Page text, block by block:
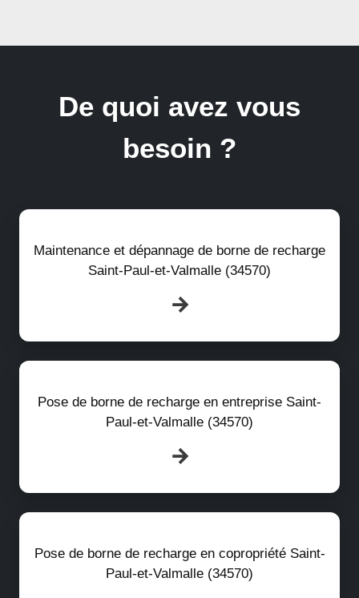
De quoi avez vous
besoin ?
Maintenance et dépannage de borne de recharge
Saint-Paul-et-Valmalle (34570)
Pose de borne de recharge en entreprise Saint-
Paul-et-Valmalle (34570)
Pose de borne de recharge en copropriété Saint-
Paul-et-Valmalle (34570)